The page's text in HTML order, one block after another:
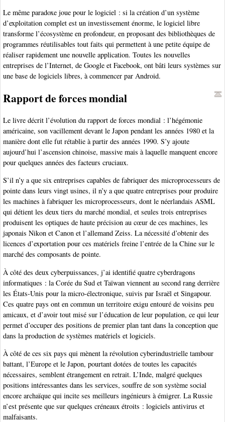
Le même paradoxe joue pour le logiciel : si la création d’un système
d’exploitation complet est un investissement énorme, le logiciel libre
transforme l’écosystème en profondeur, en proposant des bibliothèques de
programmes réutilisables tout faits qui permettent à une petite équipe de
réaliser rapidement une nouvelle application. Toutes les nouvelles
entreprises de l’Internet, de Google et Facebook, ont bâti leurs systèmes sur
une base de logiciels libres, à commencer par Android.
Rapport de forces mondial
Le livre décrit l’évolution du rapport de forces mondial : l’hégémonie
américaine, son vacillement devant le Japon pendant les années 1980 et la
manière dont elle fut rétablie à partir des années 1990. S’y ajoute
aujourd’hui l’ascension chinoise, massive mais à laquelle manquent encore
pour quelques années des facteurs cruciaux.
S’il n’y a que six entreprises capables de fabriquer des microprocesseurs de
pointe dans leurs vingt usines, il n’y a que quatre entreprises pour produire
les machines à fabriquer les microprocesseurs, dont le néerlandais ASML
qui détient les deux tiers du marché mondial, et seules trois entreprises
produisent les optiques de haute précision au cœur de ces machines, les
japonais Nikon et Canon et l’allemand Zeiss. La nécessité d’obtenir des
licences d’exportation pour ces matériels freine l’entrée de la Chine sur le
marché des composants de pointe.
À côté des deux cyberpuissances, j’ai identifié quatre cyberdragons
informatiques : la Corée du Sud et Taïwan viennent au second rang derrière
les États-Unis pour la micro-électronique, suivis par Israël et Singapour.
Ces quatre pays ont en commun un territoire exigu entouré de voisins peu
amicaux, et d’avoir tout misé sur l’éducation de leur population, ce qui leur
permet d’occuper des positions de premier plan tant dans la conception que
dans la production de systèmes matériels et logiciels.
À côté de ces six pays qui mènent la révolution cyberindustrielle tambour
battant, l’Europe et le Japon, pourtant dotées de toutes les capacités
nécessaires, semblent étrangement en retrait. L’Inde, malgré quelques
positions intéressantes dans les services, souffre de son système social
encore archaïque qui incite ses meilleurs ingénieurs à émigrer. La Russie
n’est présente que sur quelques créneaux étroits : logiciels antivirus et
malfaisants.